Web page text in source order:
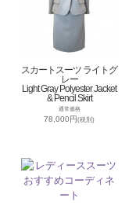
スカートスーツ ライトグ
レー
Light Gray Polyester Jacket
& Pencil Skirt
通常価格
78,000円(税別)